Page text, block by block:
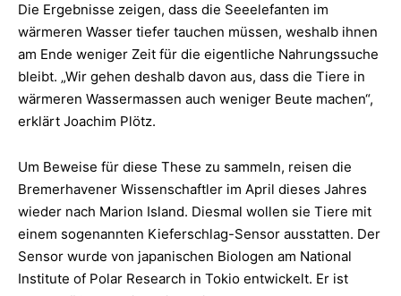
Die Ergebnisse zeigen, dass die Seeelefanten im
wärmeren Wasser tiefer tauchen müssen, weshalb ihnen
am Ende weniger Zeit für die eigentliche Nahrungssuche
bleibt. „Wir gehen deshalb davon aus, dass die Tiere in
wärmeren Wassermassen auch weniger Beute machen“,
erklärt Joachim Plötz.
Um Beweise für diese These zu sammeln, reisen die
Bremerhavener Wissenschaftler im April dieses Jahres
wieder nach Marion Island. Diesmal wollen sie Tiere mit
einem sogenannten Kieferschlag-Sensor ausstatten. Der
Sensor wurde von japanischen Biologen am National
Institute of Polar Research in Tokio entwickelt. Er ist